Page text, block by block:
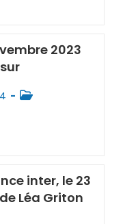
2023
inter, le 23
Léa Griton